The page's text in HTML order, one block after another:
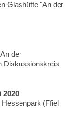
Glashütte "An der
der
Diskussionskreis
2020
(Ffiel